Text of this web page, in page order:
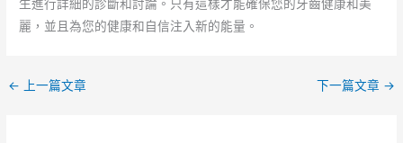
生進行詳細的診斷和討論。只有這樣才能確保您的牙齒健康和美
麗，並且為您的健康和自信注入新的能量。
← 上一篇文章 下一篇文章 →